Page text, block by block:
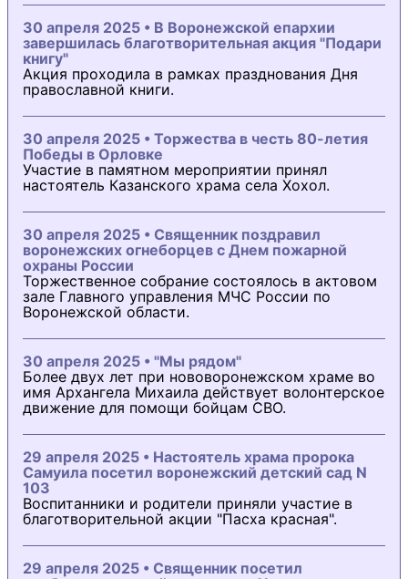
30 апреля 2025 • В Воронежской епархии
завершилась благотворительная акция "Подари
книгу"
Акция проходила в рамках празднования Дня
православной книги.
30 апреля 2025 • Торжества в честь 80-летия
Победы в Орловке
Участие в памятном мероприятии принял
настоятель Казанского храма села Хохол.
30 апреля 2025 • Священник поздравил
воронежских огнеборцев с Днем пожарной
охраны России
Торжественное собрание состоялось в актовом
зале Главного управления МЧС России по
Воронежской области.
30 апреля 2025 • "Мы рядом"
Более двух лет при нововоронежском храме во
имя Архангела Михаила действует волонтерское
движение для помощи бойцам СВО.
29 апреля 2025 • Настоятель храма пророка
Самуила посетил воронежский детский сад N
103
Воспитанники и родители приняли участие в
благотворительной акции "Пасха красная".
29 апреля 2025 • Священник посетил